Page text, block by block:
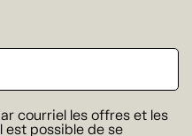
courriel les offres et les
est possible de se